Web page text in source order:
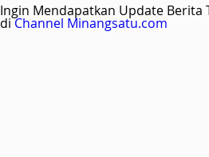
Ingin Mendapatkan Update Berita
diChannel Minangsatu.com